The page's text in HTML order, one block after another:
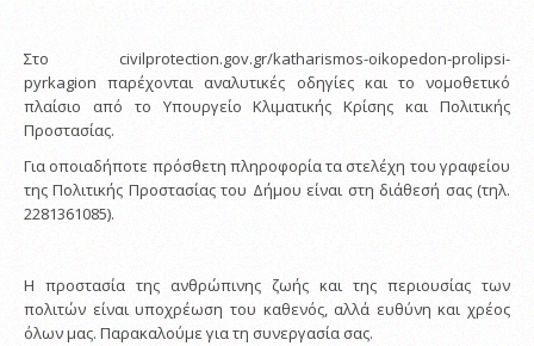
Στο civilprotection.gov.gr/katharismos-oikopedon-prolipsi-
pyrkagion παρέχονται αναλυτικές οδηγίες και το νομοθετικό
πλαίσιο από το Υπουργείο Κλιματικής Κρίσης και Πολιτικής
Προστασίας.
Για οποιαδήποτε πρόσθετη πληροφορία τα στελέχη του γραφείου
της Πολιτικής Προστασίας του Δήμου είναι στη διάθεσή σας (τηλ.
2281361085).
Η προστασία της ανθρώπινης ζωής και της περιουσίας των
πολιτών είναι υποχρέωση του καθενός, αλλά ευθύνη και χρέος
όλων μας. Παρακαλούμε για τη συνεργασία σας.